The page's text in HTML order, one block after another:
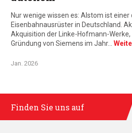
Nur wenige wissen es: Alstom ist
Eisenbahnausrüster in Deutschland.
Akquisition der Linke-Hofmann-
Gründung von Siemens im Jahr…
Jan. 2026
Finden Sie uns auf